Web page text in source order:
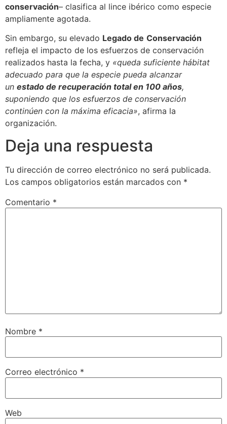
conservación– clasifica al lince ibérico como especie
ampliamente agotada.
Sin embargo, su elevado Legado de Conservación
refleja el impacto de los esfuerzos de conservación
realizados hasta la fecha, y «queda suficiente hábitat
adecuado para que la especie pueda alcanzar
un estado de recuperación total en 100 años,
suponiendo que los esfuerzos de conservación
continúen con la máxima eficacia», afirma la
organización.
Deja una respuesta
Tu dirección de correo electrónico no será publicada.
Los campos obligatorios están marcados con *
Comentario *
Nombre *
Correo electrónico *
Web